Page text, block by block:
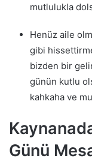
mutlulukla
Henüz aile
gibi
bizden bir
günün kutlu
kahkaha ve
Günü